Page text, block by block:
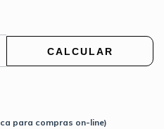
CALCULAR
para compras on-line)